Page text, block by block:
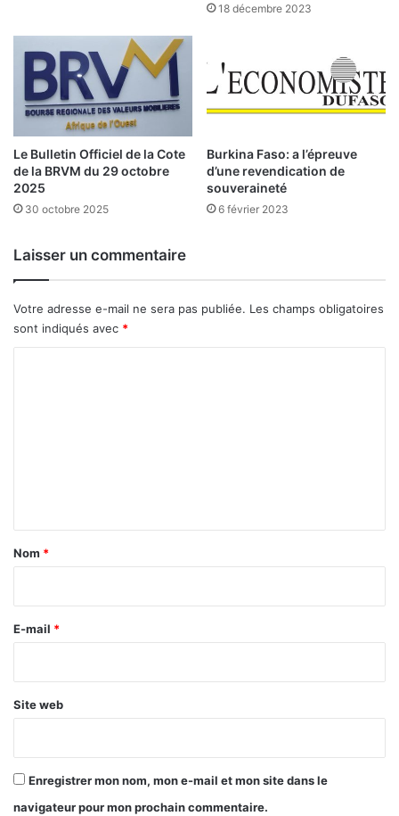
q
u
é
t
u
p
e
i
a
18 décembre 2023
Le Bulletin Officiel de la Cote
de la BRVM du 29 octobre
2025
30 octobre 2025
Burkina Faso: a l’épreuve
d’une revendication de
souveraineté
6 février 2023
Laisser un commentaire
Votre adresse e-mail ne sera pas publiée. Les champs obligatoires
sont indiqués avec *
a
e
Nom *
E-mail *
Site web
Enregistrer mon nom, mon e-mail et mon site dans le
navigateur pour mon prochain commentaire.